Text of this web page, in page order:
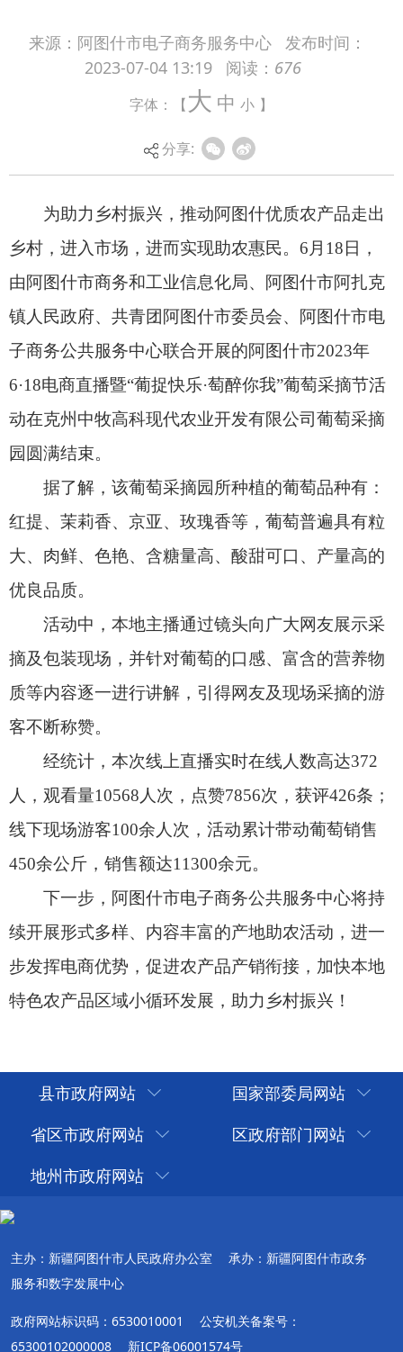
来源：阿图什市电子商务服务中心
发布时间：
2023-07-04 13:19
阅读： 676
字体：【大 中 小 】
分享:
为助力乡村振兴，推动阿图什优质农产品走出
乡村，进入市场，进而实现助农惠民。
月
镇人民政府、共青团阿图什市委员会、阿图什市电
电商直播暨“葡捉快乐 萄醉你我”葡萄采摘节活
动在克州中牧高科现代农业开发有限公司葡萄采摘
据了解，该葡萄采摘园所种植的葡萄品种有：
红提、茉莉香、京亚、玫瑰香等，葡萄普遍具有粒
大、肉鲜、色艳、含糖量高、酸甜可口、产量高的
优良品质。
活动中，本地主播通过镜头向广大网友展示采
质等内容逐一进行讲解，引得网友及现场采摘的游
客不断称赞。
经统计，本次线上直播实时在线人数高达372
人，观看量 10568人次，点赞7856 次，获评426 条；
线下现场游客
下一步，阿图什市电子商务公共服务中心将持
续开展形式多样、内容丰富的产地助农活动，进一
步发挥电商优势，促进农产品产销衔接，加快本地
特色农产品区域小循环发展，助力乡村振兴！
县市政府网站
国家部委局网站
省区市政府网站
区政府部门网站
地州市政府网站
主办：新疆阿图什市人民政府办公室
承办：新疆阿图什市政务
服务和数字发展中心
政府网站标识码：6530010001
公安机关备案号：
65300102000008
新ICP备06001574号